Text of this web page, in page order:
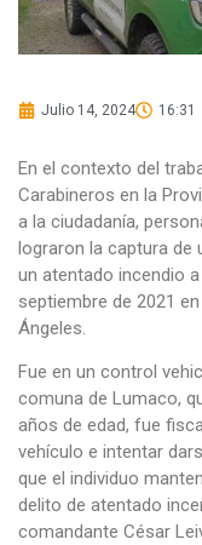
Julio 14, 2024 16:31
En el contexto del
Carabineros en la
a la ciudadanía,
lograron la captura de
un atentado incendio
septiembre de 2021
Ángeles.
Fue en un control
comuna de Lumaco,
años de edad, fue
vehículo e intentar
que el individuo
delito de atentado
comandante César